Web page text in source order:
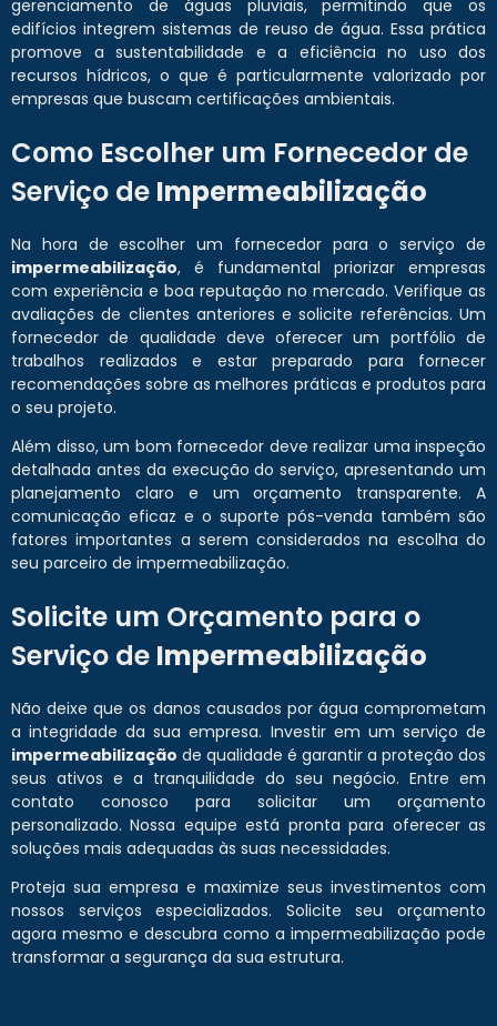
gerenciamento de águas pluviais, permitindo que os
edifícios integrem sistemas de reuso de água. Essa prática
promove a sustentabilidade e a eficiência no uso dos
recursos hídricos, o que é particularmente valorizado por
empresas que buscam certificações ambientais.
Como Escolher um Fornecedor de
Serviço de Impermeabilização
Na hora de escolher um fornecedor para o serviço de
impermeabilização, é fundamental priorizar empresas
com experiência e boa reputação no mercado. Verifique as
avaliações de clientes anteriores e solicite referências. Um
fornecedor de qualidade deve oferecer um portfólio de
trabalhos realizados e estar preparado para fornecer
recomendações sobre as melhores práticas e produtos para
o seu projeto.
Além disso, um bom fornecedor deve realizar uma inspeção
detalhada antes da execução do serviço, apresentando um
planejamento claro e um orçamento transparente. A
comunicação eficaz e o suporte pós-venda também são
fatores importantes a serem considerados na escolha do
seu parceiro de impermeabilização.
Solicite um Orçamento para o
Serviço de Impermeabilização
Não deixe que os danos causados por água comprometam
a integridade da sua empresa. Investir em um serviço de
impermeabilização de qualidade é garantir a proteção dos
seus ativos e a tranquilidade do seu negócio. Entre em
contato conosco para solicitar um orçamento
personalizado. Nossa equipe está pronta para oferecer as
soluções mais adequadas às suas necessidades.
Proteja sua empresa e maximize seus investimentos com
nossos serviços especializados. Solicite seu orçamento
agora mesmo e descubra como a impermeabilização pode
transformar a segurança da sua estrutura.